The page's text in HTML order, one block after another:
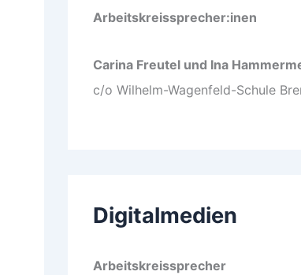
Arbeitskreissprecher:inen
Carina Freutel und Ina
c/o Wilhelm-Wagenfeld-Schule
Digitalmedien
Arbeitskreissprecher